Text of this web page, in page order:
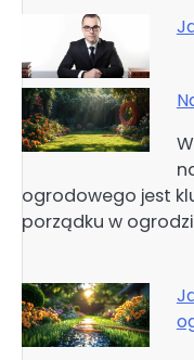
ogrodowego jest
porządku w